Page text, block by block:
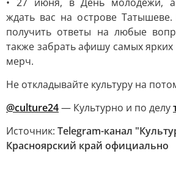
ждать вас на острове
получить ответы на любые
также забрать афишу самых
мерч.
Не откладывайте культуру на
@culture24— Культурно и по делу
Источник: Telegram-канал
Красноярский край официально